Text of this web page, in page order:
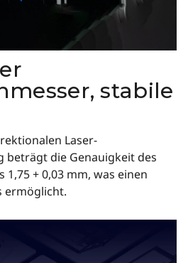
stabile
Laser-
beträgt die Genauigkeit des
+ 0,03 mm, was einen
ermöglicht.